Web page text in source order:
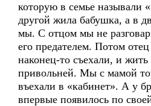
которую в семье называли
другой жила бабушка, а в
мы. С отцом мы не
его предателем. Потом
наконец-то съехали, и жить
привольней. Мы с мамой
въехали в «кабинет». А у
впервые появилось по